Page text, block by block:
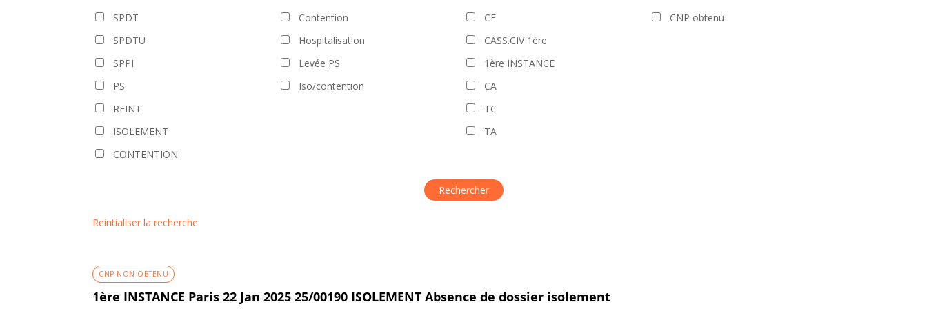
SPDT
SPDTU
SPPI
PS
REINT
ISOLEMENT
CONTENTION
Contention
Hospitalisation
Levée PS
Iso/contention
CE
CASS.CIV 1ère
1ère INSTANCE
CA
TC
TA
CNP obtenu
Reintialiser la recherche
CNP NON OBTENU
1ère INSTANCE Paris 22 Jan 2025 25/00190 ISOLEMENT Absence de dossier isolement